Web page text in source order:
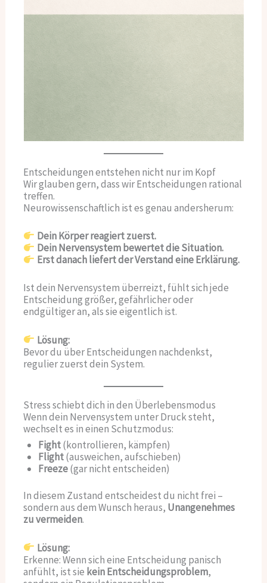
Entscheidungen entstehen nicht nur im Kopf
Wir glauben gern, dass wir Entscheidungen rational
treffen.
Neurowissenschaftlich ist es genau andersherum:
Dein Körper reagiert zuerst.
Dein Nervensystem bewertet die Situation.
Erst danach liefert der Verstand eine Erklärung.
Ist dein Nervensystem überreizt, fühlt sich jede
Entscheidung größer, gefährlicher oder
endgültiger an, als sie eigentlich ist.
Lösung:
Bevor du über Entscheidungen nachdenkst,
regulier zuerst dein System.
Stress schiebt dich in den Überlebensmodus
Wenn dein Nervensystem unter Druck steht,
wechselt es in einen Schutzmodus:
Fight(kontrollieren, kämpfen)
Flight(ausweichen, aufschieben)
Freeze(gar nicht entscheiden)
In diesem Zustand entscheidest du nicht frei –
sondern aus dem Wunsch heraus, Unangenehmes
zu vermeiden.
Lösung:
Erkenne: Wenn sich eine Entscheidung panisch
anfühlt, ist sie kein Entscheidungsproblem,